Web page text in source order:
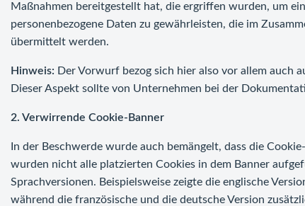
Maßnahmen bereitgestellt hat, die ergriffen wurden, um
personenbezogene Daten zu gewährleisten, die im
übermittelt werden.
Hinweis: Der Vorwurf bezog sich hier also vor allem auch
Dieser Aspekt sollte von Unternehmen bei der
2. Verwirrende Cookie-Banner
In der Beschwerde wurde auch bemängelt, dass die
wurden nicht alle platzierten Cookies in dem Banner
Sprachversionen. Beispielsweise zeigte die englische
während die französische und die deutsche Version